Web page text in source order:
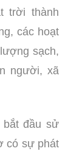
trời thành
các hoạt
sạch,
người, xã
bắt đầu sử
có sự phát